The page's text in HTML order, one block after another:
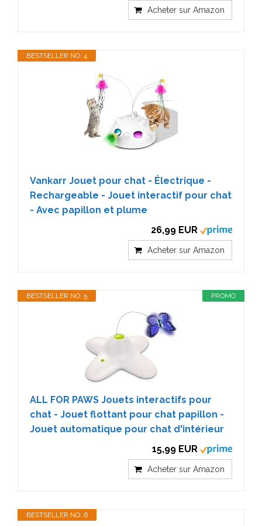
Acheter sur Amazon
BESTSELLER NO. 4
Vankarr Jouet pour chat - Électrique -
Rechargeable - Jouet interactif pour chat
- Avec papillon et plume
26,99 EUR
Acheter sur Amazon
PROMO
BESTSELLER NO. 5
ALL FOR PAWS Jouets interactifs pour
chat - Jouet flottant pour chat papillon -
Jouet automatique pour chat d'intérieur
15,99 EUR
Acheter sur Amazon
BESTSELLER NO. 6